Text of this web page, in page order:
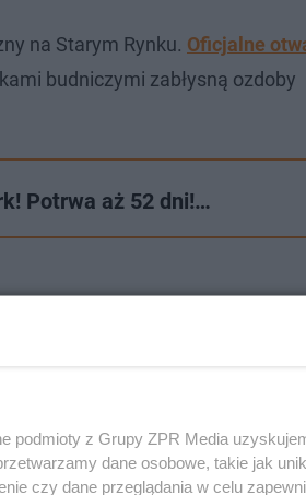
na Starym Rynku. Oficjalne
budniczymi zabłysną ozdoby
Potrwa aż 52 dni!…
podmioty z Grupy ZPR Media
dane osobowe, takie jak
czy dane przeglądania w celu